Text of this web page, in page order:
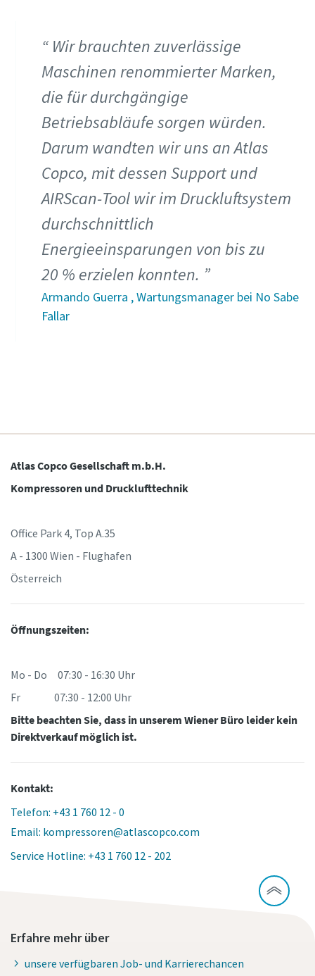
Wir brauchten zuverlässige
Maschinen renommierter Marken,
die für durchgängige
Betriebsabläufe sorgen würden.
Darum wandten wir uns an Atlas
Copco, mit dessen Support und
AIRScan-Tool wir im Druckluftsystem
durchschnittlich
Energieeinsparungen von bis zu
20 % erzielen konnten.
Armando Guerra , Wartungsmanager bei No Sabe
Fallar
Atlas Copco Gesellschaft m.b.H.
Kompressoren und Drucklufttechnik
Office Park 4, Top A.35
A - 1300 Wien - Flughafen
Österreich
Öffnungszeiten:
Mo - Do 07:30 - 16:30 Uhr
Fr 07:30 - 12:00 Uhr
Bitte beachten Sie, dass in unserem Wiener Büro leider kein
Direktverkauf möglich ist.
Kontakt:
Telefon: +43 1 760 12 - 0
Email: kompressoren@atlascopco.com
Service Hotline: +43 1 760 12 - 202
Erfahre mehr über
unsere verfügbaren Job- und Karrierechancen